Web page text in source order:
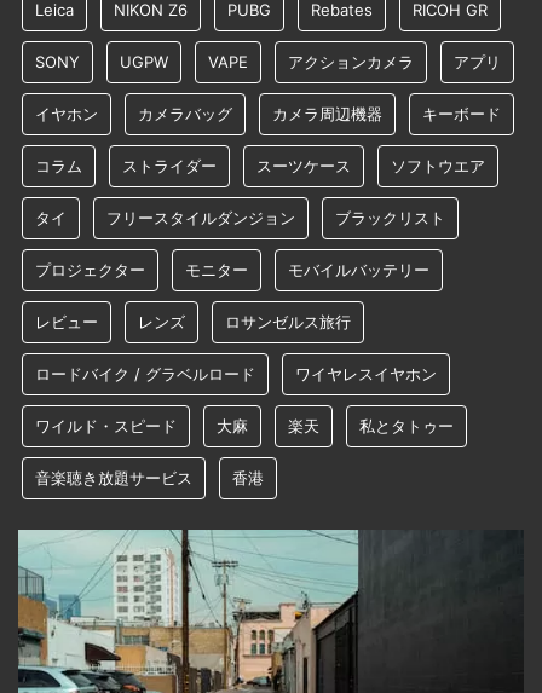
Leica NIKON Z6 PUBG Rebates RICOH GR
SONY UGPW VAPE アクションカメラ アプリ
イヤホン カメラバッグ カメラ周辺機器 キーボード
コラム ストライダー スーツケース ソフトウエア
タイ フリースタイルダンジョン ブラックリスト
プロジェクター モニター モバイルバッテリー
レビュー レンズ ロサンゼルス旅行
ロードバイク / グラベルロード ワイヤレスイヤホン
ワイルド・スピード 大麻 楽天 私とタトゥー
音楽聴き放題サービス 香港